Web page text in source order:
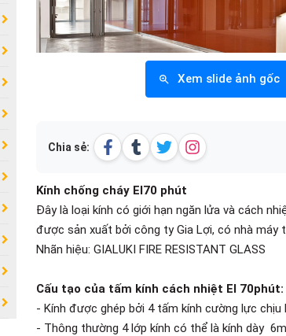
Xem slide ảnh gốc
Chia sẻ:
Kính chống cháy EI70 phút
Đây là loại kính có giới hạn ngăn lửa và cách
được sản xuất bởi công ty Gia Lợi, có nhà máy
Nhãn hiệu: GIALUKI FIRE RESISTANT GLASS
Cấu tạo của tấm kính cách nhiệt EI 70phút:
- Kính được ghép bởi 4 tấm kính cường lực
- Thông thường 4 lớp kính có thể là kính dày